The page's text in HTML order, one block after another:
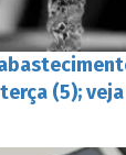
(5);